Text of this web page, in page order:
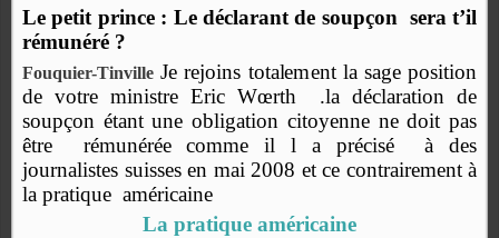
Le petit prince : Le déclarant de soupçon sera t’il
rémunéré ?
Fouquier-Tinville Je rejoins totalement la sage position
de votre ministre Eric Wœrth
.la déclaration de
soupçon étant une obligation citoyenne ne doit pas
être
rémunérée comme il l a précisé
à des
journalistes suisses en mai 2008 et ce contrairement à
la pratique américaine
La pratique américaine